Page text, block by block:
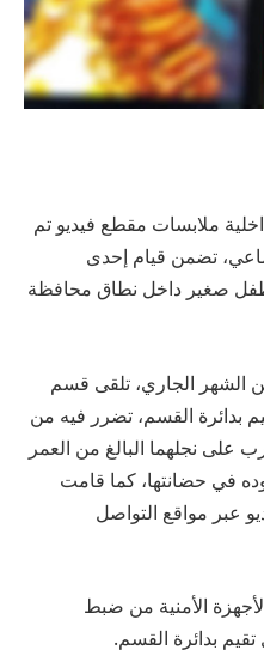
ملابسات مقطع فيديو تم
تضمن قيام إحدى
صغير داخل نطاق محافظة
من الفحص أنه بتاريخ 27 من الشهر الجاري، تلقى قسم
بدائرة القسم، تضرر فيه من
على نجلهما البالغ من العمر
في حضانتها، كما قامت
عبر مواقع التواصل
الأمنية من ضبط
بدائرة القسم.